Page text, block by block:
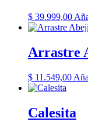
$ 39.999,00
Arrastre
$ 11.549,00
Calesita